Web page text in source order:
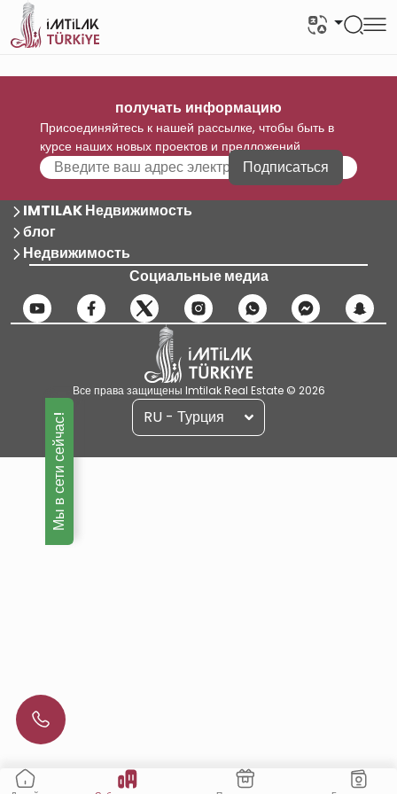
получать информацию
Присоединяйтесь к нашей рассылке, чтобы быть в
курсе наших новых проектов и предложений
Подписаться
IMTILAK Недвижимость
блог
Недвижимость
Социальные медиа
Все права защищены Imtilak Real Estate © 2026
RU - Турция
Мы в сети сейчас!